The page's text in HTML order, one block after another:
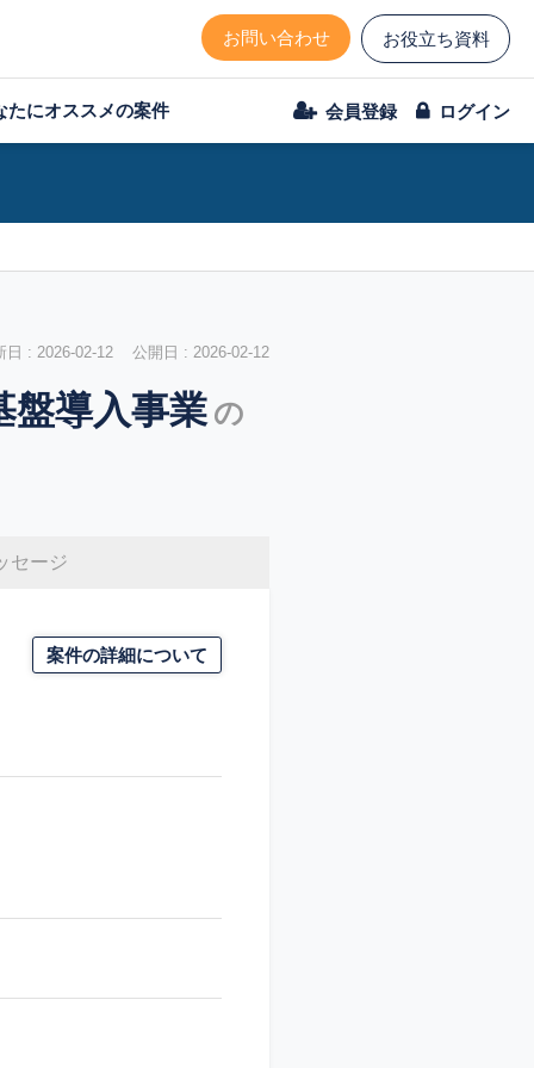
お問い合わせ お役立ち資料
たにオススメの案件 会員登録 ログイン
日 : 2026-02-12 公開日 : 2026-02-12
盤導入事業 の
セージ
案件の詳細について